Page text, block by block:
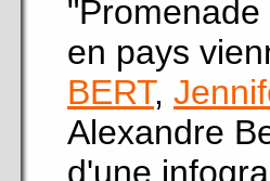
en pays
BERT,
Alexandre
d'une